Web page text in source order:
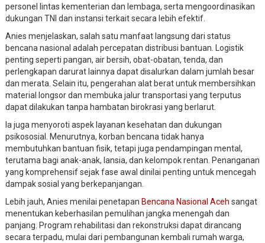
personel lintas kementerian dan lembaga, serta mengoordinasikan
dukungan TNI dan instansi terkait secara lebih efektif.
Anies menjelaskan, salah satu manfaat langsung dari status
bencana nasional adalah percepatan distribusi bantuan. Logistik
penting seperti pangan, air bersih, obat-obatan, tenda, dan
perlengkapan darurat lainnya dapat disalurkan dalam jumlah besar
dan merata. Selain itu, pengerahan alat berat untuk membersihkan
material longsor dan membuka jalur transportasi yang terputus
dapat dilakukan tanpa hambatan birokrasi yang berlarut.
Ia juga menyoroti aspek layanan kesehatan dan dukungan
psikososial. Menurutnya, korban bencana tidak hanya
membutuhkan bantuan fisik, tetapi juga pendampingan mental,
terutama bagi anak-anak, lansia, dan kelompok rentan. Penanganan
yang komprehensif sejak fase awal dinilai penting untuk mencegah
dampak sosial yang berkepanjangan.
Lebih jauh, Anies menilai penetapan Bencana Nasional Aceh sangat
menentukan keberhasilan pemulihan jangka menengah dan
panjang. Program rehabilitasi dan rekonstruksi dapat dirancang
secara terpadu, mulai dari pembangunan kembali rumah warga,